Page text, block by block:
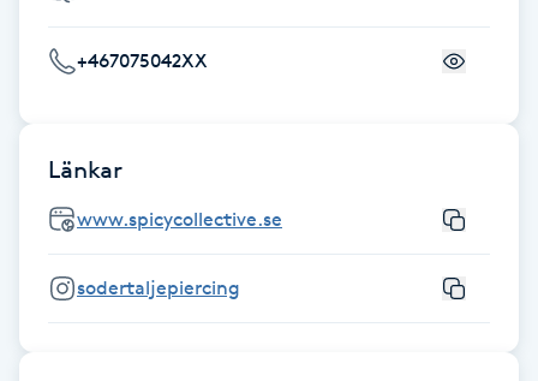
Hårförlängning
Hälsa
Hälsprickor
+467075042XX
Länkar
www.spicycollective.se
sodertaljepiercing